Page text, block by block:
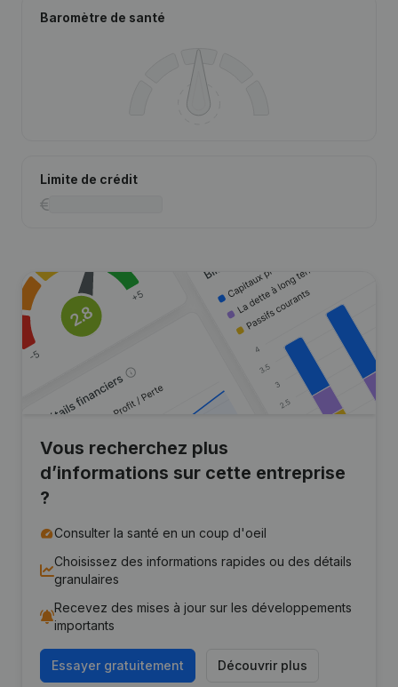
Baromètre de santé
Limite de crédit
Vous recherchez plus
d’informations sur cette entreprise
?
Consulter la santé en un coup d'oeil
Choisissez des informations rapides ou des détails
granulaires
Recevez des mises à jour sur les développements
importants
Essayer gratuitement Découvrir plus